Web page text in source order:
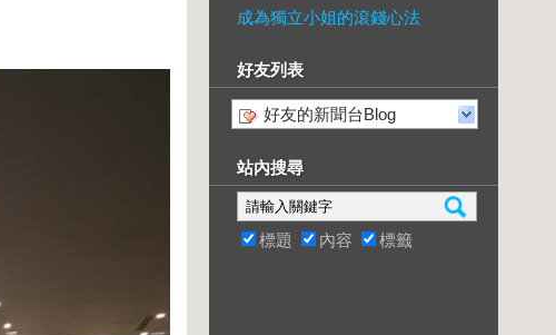
成為獨立小姐的滾錢心法
好友列表
好友的新聞台Blog
站內搜尋
標題 內容 標籤